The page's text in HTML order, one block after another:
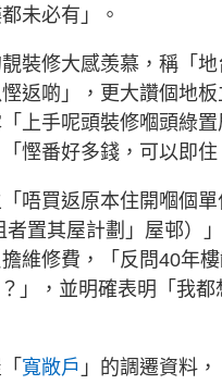
未必有」。
裝修大感羡慕，稱「
返啲」，更大讚個地板
上手呢頭裝修嗰頭綠置
慳番好多錢，可以即住
唔買返原本住開嗰個
置其屋計劃」屋邨）
維修費，「反問40年
」，並明確表明「我都
寬敞戶 」的調遷資料